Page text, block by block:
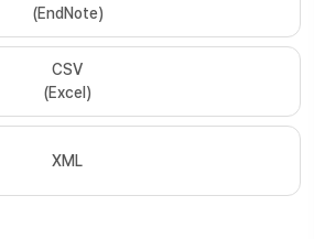
(EndNote)
CSV
(Excel)
XML